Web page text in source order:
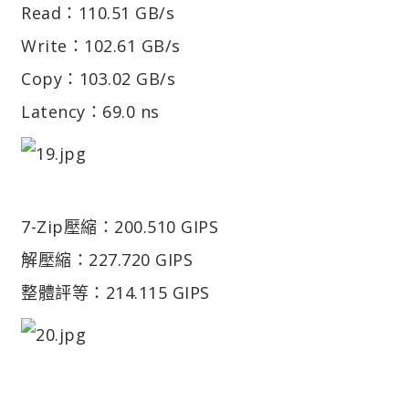
Read：110.51 GB/s
Write：102.61 GB/s
Copy：103.02 GB/s
Latency：69.0 ns
7-Zip壓縮：200.510 GIPS
解壓縮：227.720 GIPS
整體評等：214.115 GIPS